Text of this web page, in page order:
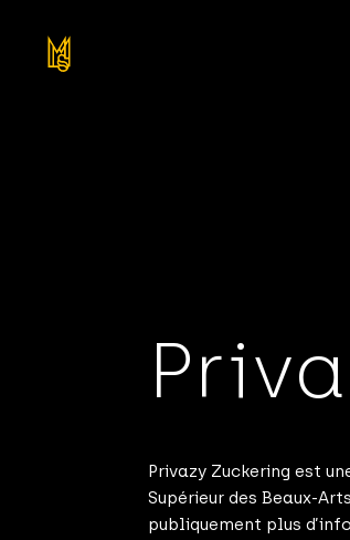
Privazy Zuckering est
Supérieur des Beaux-
publiquement plus